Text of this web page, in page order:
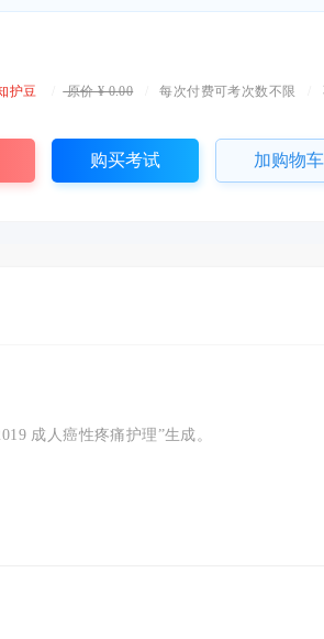
护豆 原价 ¥ 0.00 每次付费可考次数不限
购买考试 加购物车
成人癌性疼痛护理”生成。